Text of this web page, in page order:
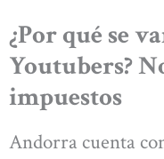
¿Por qué se
Youtubers?
impuestos
Andorra cuenta